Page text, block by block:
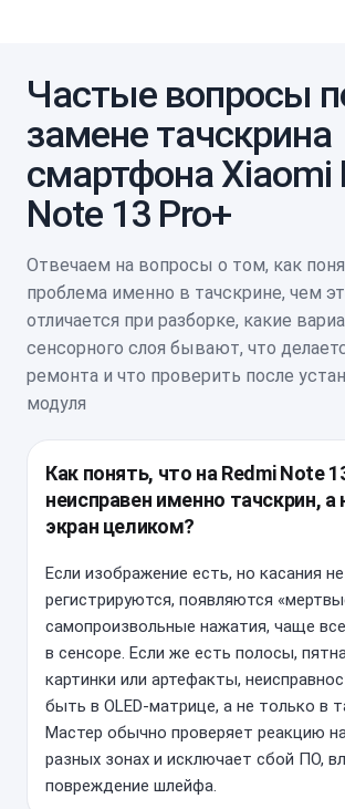
Частые вопросы
замене тачскрина
смартфона Xiaomi
Note 13 Pro+
Отвечаем на вопросы о том, как
проблема именно в тачскрине, чем
отличается при разборке, какие
сенсорного слоя бывают, что
ремонта и что проверить после
модуля
Как понять, что на Redmi Note
неисправен именно тачскрин, а
экран целиком?
Если изображение есть, но касания не
регистрируются, появляются
самопроизвольные нажатия, чаще
в сенсоре. Если же есть полосы,
картинки или артефакты,
быть в OLED-матрице, а не только в
Мастер обычно проверяет реакцию
разных зонах и исключает сбой ПО,
повреждение шлейфа.